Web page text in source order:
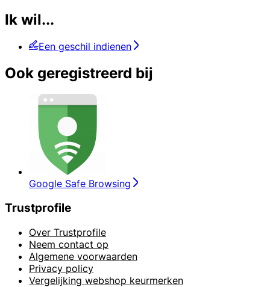
Ik wil...
Een geschil indienen
Ook geregistreerd bij
Google Safe Browsing
Trustprofile
Over Trustprofile
Neem contact op
Algemene voorwaarden
Privacy policy
Vergelijking webshop keurmerken